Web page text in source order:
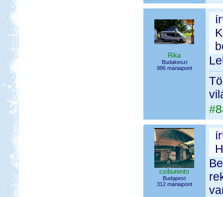
Rika
Budakeszi
986 mániapont
csiburento
Budapest
312 mániapont